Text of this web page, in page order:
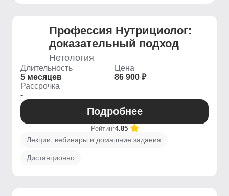
Профессия Нутрициолог:
доказательный подход
Нетология
Длительность
5 месяцев
Цена
86 900 ₽
Рассрочка
-
Подробнее
Рейтинг4.85
Лекции, вебинары и домашние задания
Дистанционно